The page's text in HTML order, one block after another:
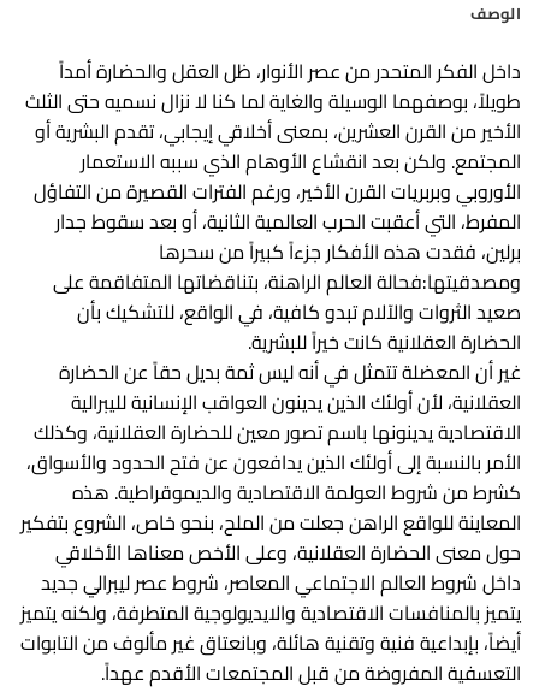
الوصف
داخل الفكر المتحدر من عصر الأنوار، ظل العقل والحضارة أمداً
طويلاً، بوصفهما الوسيلة والغاية لما كنا لا نزال نسميه حتى الثلث
الأخير من القرن العشرين، بمعنى أخلاقي إيجابي، تقدم البشرية أو
المجتمع. ولكن بعد انقشاع الأوهام الذي سببه الاستعمار
الأوروبي وبربريات القرن الأخير، ورغم الفترات القصيرة من التفاؤل
المفرط، التي أعقبت الحرب العالمية الثانية، أو بعد سقوط جدار
برلين، فقدت هذه الأفكار جزءاً كبيراً من سحرها
ومصدقيتها:فحالة العالم الراهنة، بتناقضاتها المتفاقمة على
صعيد الثروات والآلام تبدو كافية، في الواقع، للتشكيك بأن
الحضارة العقلانية كانت خيراً للبشرية.
غير أن المعضلة تتمثل في أنه ليس ثمة بديل حقاً عن الحضارة
العقلانية، لأن أولئك الذين يدينون العواقب الإنسانية لليبرالية
الاقتصادية يدينونها باسم تصور معين للحضارة العقلانية، وكذلك
الأمر بالنسبة إلى أولئك الذين يدافعون عن فتح الحدود والأسواق،
كشرط من شروط العولمة الاقتصادية والديموقراطية. هذه
المعاينة للواقع الراهن جعلت من الملح، بنحو خاص، الشروع بتفكير
حول معنى الحضارة العقلانية، وعلى الأخص معناها الأخلاقي
داخل شروط العالم الاجتماعي المعاصر، شروط عصر ليبرالي جديد
يتميز بالمنافسات الاقتصادية والايديولوجية المتطرفة، ولكنه يتميز
أيضاً، بإبداعية فنية وتقنية هائلة، وبانعتاق غير مألوف من التابوات
التعسفية المفروضة من قبل المجتمعات الأقدم عهداً.